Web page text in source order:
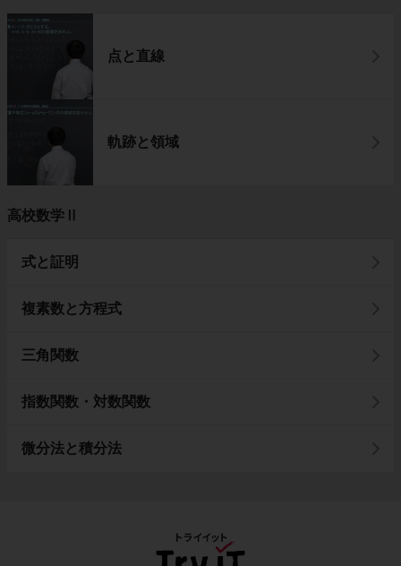
点と直線
軌跡と領域
高校数学Ⅱ
式と証明
複素数と方程式
三角関数
指数関数・対数関数
微分法と積分法